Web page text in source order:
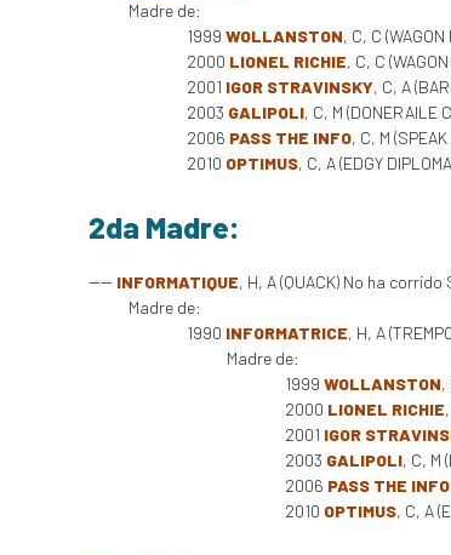
Madre de:
1999 WOLLANSTON, C, C
2000 LIONEL RICHIE, C, C
2001 IGOR STRAVINSKY, C, A
2003 GALIPOLI, C, M (DONERAILE
2006 PASS THE INFO, C, M
2010 OPTIMUS, C, A (EDGY
2da Madre:
---- INFORMATIQUE, H, A (QUACK) No ha corrido
Madre de:
1990 INFORMATRICE, H, A
Madre de:
1999 WOLLANSTON,
2000 LIONEL RICHIE
2001 IGOR
2003 GALIPOLI, C, M
2006 PASS THE INFO
2010 OPTIMUS, C, A